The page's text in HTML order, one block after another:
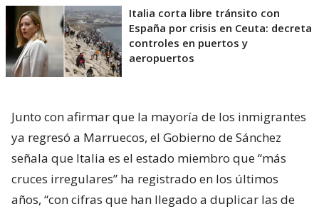
Italia corta libre tránsito con
España por crisis en Ceuta: decreta
controles en puertos y
aeropuertos
Junto con afirmar que la mayoría de los inmigrantes
ya regresó a Marruecos, el Gobierno de Sánchez
señala que Italia es el estado miembro que “más
cruces irregulares” ha registrado en los últimos
años, “con cifras que han llegado a duplicar las de